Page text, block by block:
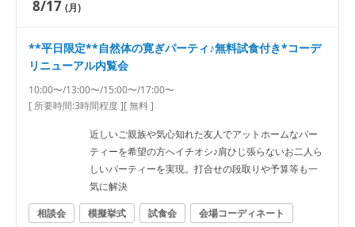
8/17 (月)
**平日限定**自然体の寛ぎパーティ♪無料試食付き*コーデ
リニューアル内覧会
10:00〜/13:00〜/15:00〜/17:00〜
[ 所要時間:3時間程度][ 無料 ]
近しいご親族や気心知れた友人でアットホームなパー
ティーを希望の方へイチオシ♪肩ひじ張らないお二人ら
しいパーティーを実現。打合せの段取りや予算等も一
気に解決
相談会
模擬挙式 試食会
会場コーディネート